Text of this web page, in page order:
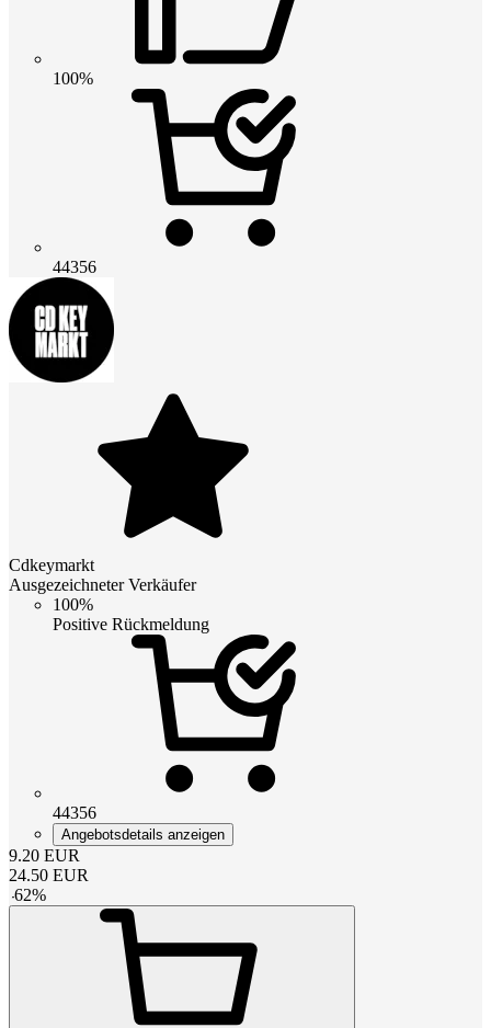
100%
44356
Cdkeymarkt
Ausgezeichneter Verkäufer
100%
Positive Rückmeldung
44356
Angebotsdetails anzeigen
9.20 EUR
24.50 EUR
-62%